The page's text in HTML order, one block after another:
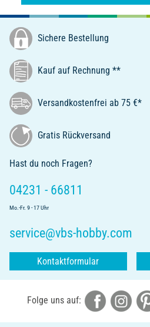
Sichere Bestellung
Kauf auf Rechnung **
Versandkostenfrei ab 75 €*
Gratis Rückversand
Hast du noch Fragen?
04231 - 66811
Mo.-Fr. 9 - 17 Uhr
service@vbs-hobby.com
Kontaktformular
Folge uns auf: